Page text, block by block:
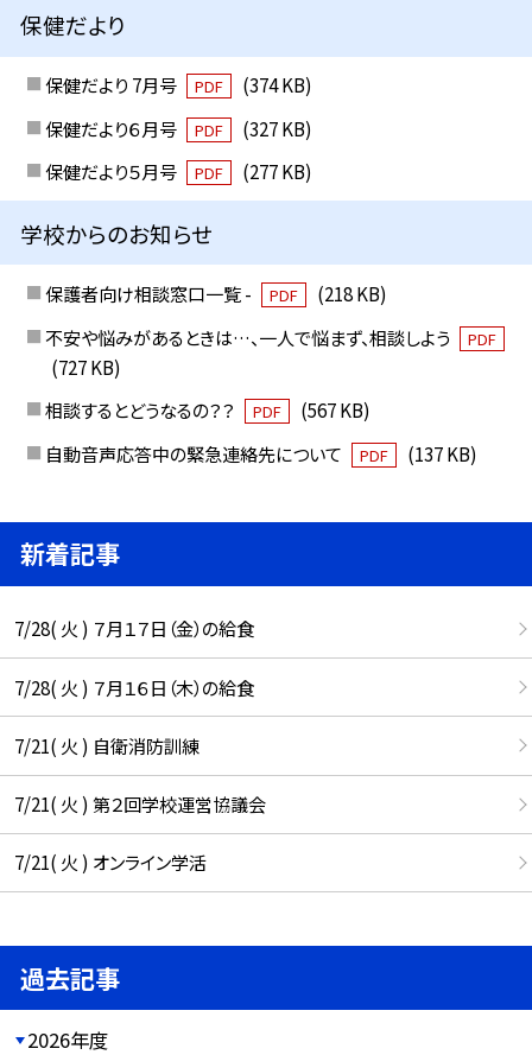
保健だより
保健だより 7月号 PDF
(374 KB)
保健だより６月号
PDF
(327 KB)
保健だより５月号
PDF (277 KB)
学校からのお知らせ
保護者向け相談窓口一覧 - PDF
(218 KB)
不安や悩みがあるときは…、一人で悩まず、相談しよう
PDF
(727 KB)
相談するとどうなるの？？
PDF
(567 KB)
自動音声応答中の緊急連絡先について
PDF (137 KB)
新着記事
7/28( 火 ) ７月１７日（金）の給食
7/28( 火 ) ７月１６日（木）の給食
7/21( 火 ) 自衛消防訓練
7/21( 火 ) 第２回学校運営協議会
7/21( 火 ) オンライン学活
過去記事
2026年度